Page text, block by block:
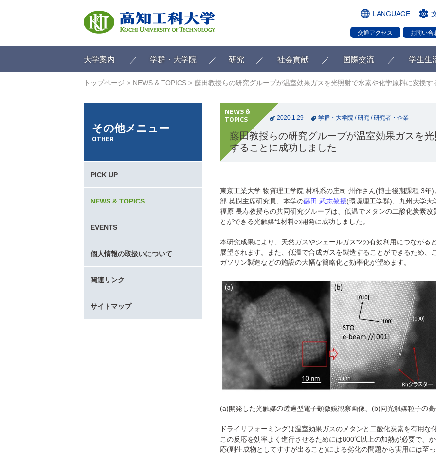
で
LANGUAGE
交通アクセス お問い合
大学案内 学群・大学院 研究 社会貢献 国際交流 学生生
トップページ NEWS & TOPICS 藤田教授らの研究グループが温室効果ガスを光照射で水素や化学原料に変換す
2020.1.29 学群・大学院 /研究 /研究者・企業
藤田教授らの研究グループが温室効果ガスを
することに成功しました
東京工業大学 物質理工学院 材料系の庄司 州作さん(博士後期課程 3年
部 英樹主席研究員、本学の藤田 武志教授(環境理工学群)、九州大学
福原 長寿教授らの共同研究グループは、低温でメタンの二酸化炭素
とができる光触媒*1材料の開発に成功しました。
本研究成果により、天然ガスやシェールガス*2の有効利用につながる
展望されます。また、低温で合成ガスを製造することができるため、
ガソリン製造などの施設の大幅な簡略化と効率化が望めます。
(a)開発した光触媒の透過型電子顕微鏡観察画像、(b)同光触媒粒子の
ドライリフォーミングは温室効果ガスのメタンと二酸化炭素を有用な
この反応を効率よく進行させるためには800℃以上の加熱が必要で、
応(副生成物としてすすが出ること)による劣化の問題から実用には至っ
その他メニュー
OTHER
PICK UP
NEWS & TOPICS
EVENTS
個人情報の取扱いについて
関連リンク
サイトマップ